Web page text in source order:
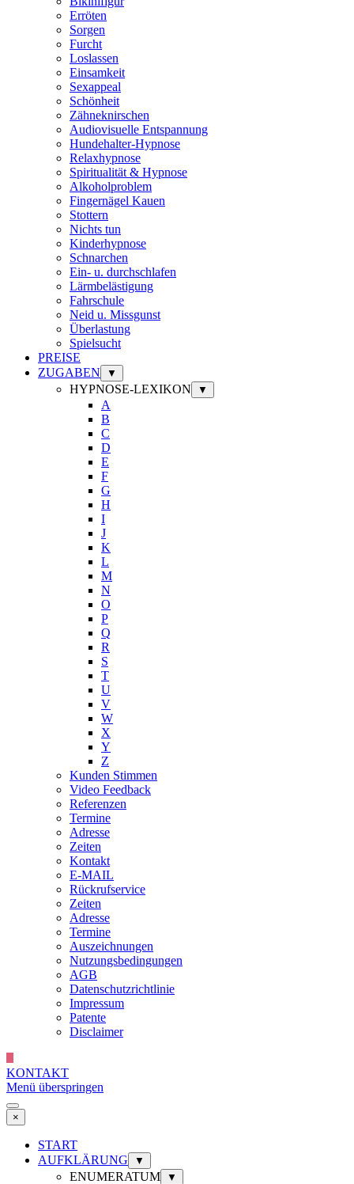
Erröten
Sorgen
Furcht
Loslassen
Einsamkeit
Sexappeal
Schönheit
Zähneknirschen
Audiovisuelle Entspannung
Hundehalter-Hypnose
Relaxhypnose
Spiritualität & Hypnose
Alkoholproblem
Fingernägel Kauen
Stottern
Nichts tun
Kinderhypnose
Schnarchen
Ein- u. durchschlafen
Lärmbelästigung
Fahrschule
Neid u. Missgunst
Überlastung
Spielsucht
PREISE
ZUGABEN
▼
HYPNOSE-LEXIKON ▼
A
B
C
D
E
F
G
H
I
J
K
L
M
N
O
P
Q
R
S
T
U
V
W
X
Y
Z
Kunden Stimmen
Video Feedback
Referenzen
Termine
Adresse
Zeiten
Kontakt
E-MAIL
Rückrufservice
Zeiten
Adresse
Termine
Auszeichnungen
Nutzungsbedingungen
AGB
Datenschutzrichtlinie
Impressum
Patente
Disclaimer
KONTAKT
Menü überspringen
×
START
AUFKLÄRUNG
▼
ENUMERATUM ▼